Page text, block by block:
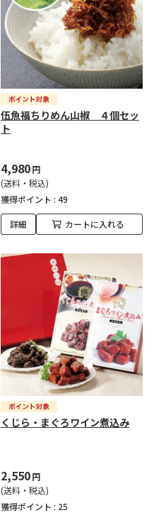
伍魚福ちりめん山椒 ４個セッ
ト
4,980円
(送料・税込)
獲得ポイント : 49
詳細 カートに入れる
くじら・まぐろワイン煮込み
2,550円
(送料・税込)
獲得ポイント : 25